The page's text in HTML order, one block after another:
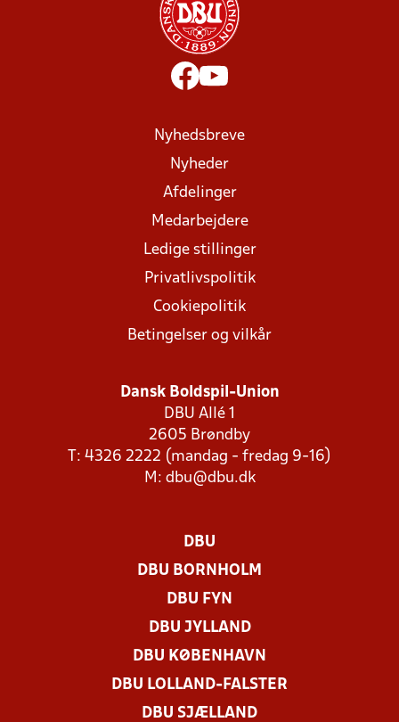
Nyhedsbreve
Nyheder
Afdelinger
Medarbejdere
Ledige stillinger
Privatlivspolitik
Cookiepolitik
Betingelser og vilkår
Dansk Boldspil-Union
DBU Allé 1
2605 Brøndby
T: 4326 2222 (mandag - fredag 9-16)
M: dbu@dbu.dk
DBU
DBU BORNHOLM
DBU FYN
DBU JYLLAND
DBU KØBENHAVN
DBU LOLLAND-FALSTER
DBU SJÆLLAND